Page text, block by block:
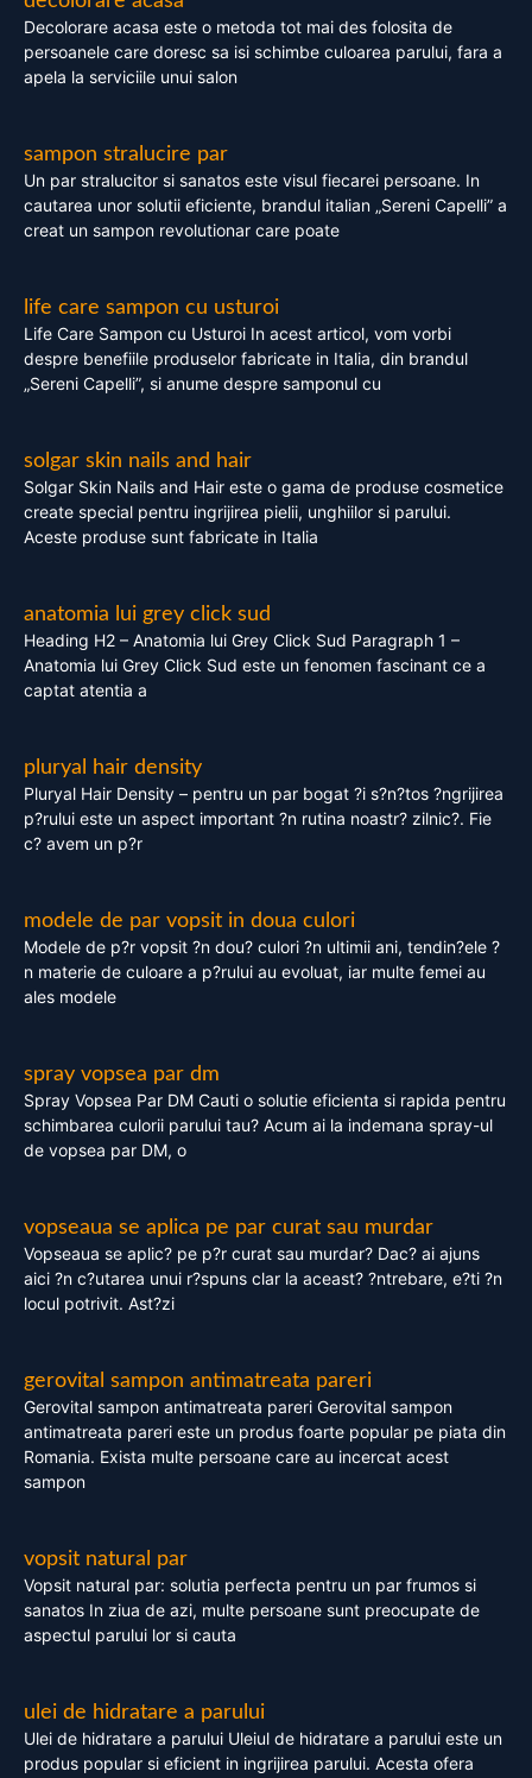
Decolorare acasa este o metoda tot mai des folosita de
persoanele care doresc sa isi schimbe culoarea parului, fara a
apela la serviciile unui salon
sampon stralucire par
Un par stralucitor si sanatos este visul fiecarei persoane. In
cautarea unor solutii eficiente, brandul italian „Sereni Capelli” a
creat un sampon revolutionar care poate
life care sampon cu usturoi
Life Care Sampon cu Usturoi In acest articol, vom vorbi
despre benefiile produselor fabricate in Italia, din brandul
„Sereni Capelli”, si anume despre samponul cu
solgar skin nails and hair
Solgar Skin Nails and Hair este o gama de produse cosmetice
create special pentru ingrijirea pielii, unghiilor si parului.
Aceste produse sunt fabricate in Italia
anatomia lui grey click sud
Heading H2 – Anatomia lui Grey Click Sud Paragraph 1 –
Anatomia lui Grey Click Sud este un fenomen fascinant ce a
captat atentia a
pluryal hair density
Pluryal Hair Density – pentru un par bogat ?i s?n?tos ?ngrijirea
p?rului este un aspect important ?n rutina noastr? zilnic?. Fie
c? avem un p?r
modele de par vopsit in doua culori
Modele de p?r vopsit ?n dou? culori ?n ultimii ani, tendin?ele ?
n materie de culoare a p?rului au evoluat, iar multe femei au
ales modele
spray vopsea par dm
Spray Vopsea Par DM Cauti o solutie eficienta si rapida pentru
schimbarea culorii parului tau? Acum ai la indemana spray-ul
de vopsea par DM, o
vopseaua se aplica pe par curat sau murdar
Vopseaua se aplic? pe p?r curat sau murdar? Dac? ai ajuns
aici ?n c?utarea unui r?spuns clar la aceast? ?ntrebare, e?ti ?n
locul potrivit. Ast?zi
gerovital sampon antimatreata pareri
Gerovital sampon antimatreata pareri Gerovital sampon
antimatreata pareri este un produs foarte popular pe piata din
Romania. Exista multe persoane care au incercat acest
sampon
vopsit natural par
Vopsit natural par: solutia perfecta pentru un par frumos si
sanatos In ziua de azi, multe persoane sunt preocupate de
aspectul parului lor si cauta
ulei de hidratare a parului
Ulei de hidratare a parului Uleiul de hidratare a parului este un
produs popular si eficient in ingrijirea parului. Acesta ofera